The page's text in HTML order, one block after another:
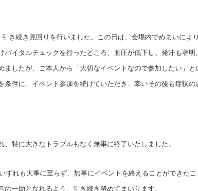
き続き見回りを行いました。この日は、会場内でめまいによ
バイタルチェックを行ったところ、血圧が低下し、発汗も著
したが、ご本人から「大切なイベントなので参加したい」と
条件に、イベント参加を続けていただき、幸いその後も症状
特に大きなトラブルもなく無事に終了いたしました。
ずれも大事に至らず、無事にイベントを終えることができた
一助となれるよう、引き続き努めてまいります。